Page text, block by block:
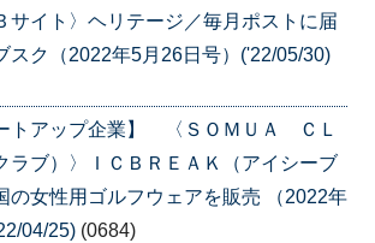
イト〉ヘリテージ／毎月ポストに届
スク（2022年5月26日号）('22/05/30)
トアップ企業】 〈ＳＯＭＵＡ ＣＬ
ラブ）〉ＩＣＢＲＥＡＫ（アイシーブ
の女性用ゴルフウェアを販売 （2022年
04/25) (0684)